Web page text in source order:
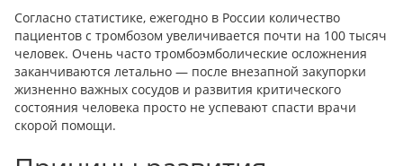
Согласно статистике, ежегодно в России количество
пациентов с тромбозом увеличивается почти на 100 тысяч
человек. Очень часто тромбоэмболические осложнения
заканчиваются летально — после внезапной закупорки
жизненно важных сосудов и развития критического
состояния человека просто не успевают спасти врачи
скорой помощи.